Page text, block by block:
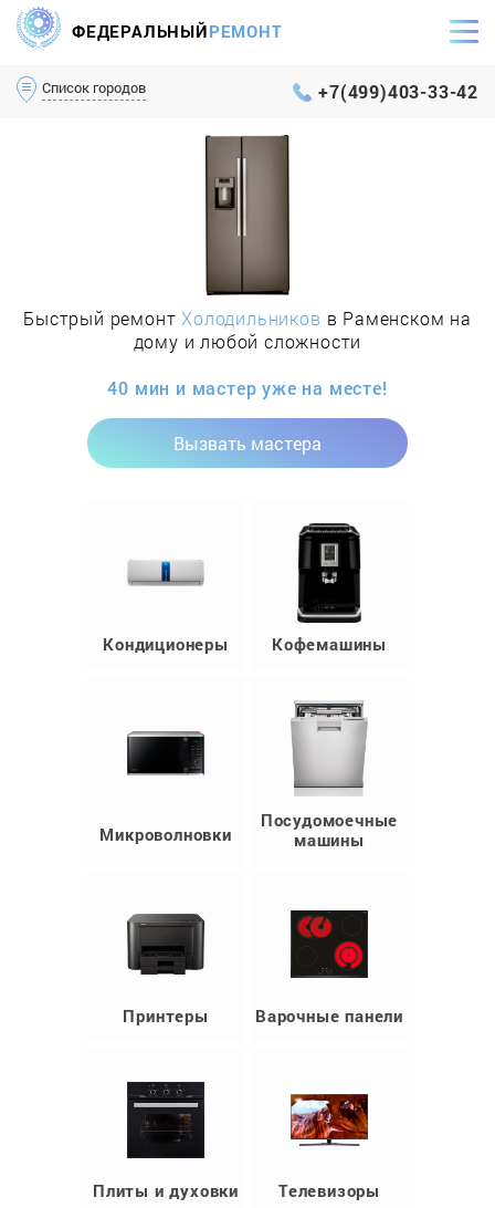
ФЕДЕРАЛЬНЫЙРЕМОНТ
Список городов +7(499)403-33-42
Быстрый ремонт Холодильников в Раменском на
дому и любой сложности
40 мин и мастер уже на месте!
Вызвать мастера
Кондиционеры Кофемашины
Микроволновки
Посудомоечные
машины
Принтеры Варочные панели
Плиты и духовки Телевизоры